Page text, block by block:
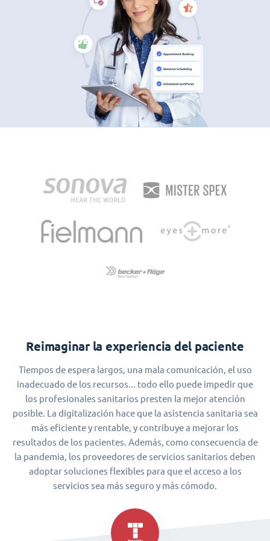
Reimaginar la experiencia del paciente
Tiempos de espera largos, una mala comunicación, el uso
inadecuado de los recursos... todo ello puede impedir que
los profesionales sanitarios presten la mejor atención
posible. La digitalización hace que la asistencia sanitaria sea
más eficiente y rentable, y contribuye a mejorar los
resultados de los pacientes. Además, como consecuencia de
la pandemia, los proveedores de servicios sanitarios deben
adoptar soluciones flexibles para que el acceso a los
servicios sea más seguro y más cómodo.